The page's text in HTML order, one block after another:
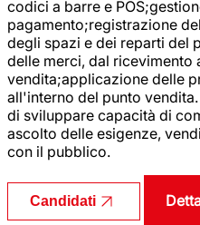
codici a barre e
pagamento;registrazione
degli spazi e dei reparti del
delle merci, dal ricevimento
vendita;applicazione delle
all'interno del punto
di sviluppare capacità di
ascolto delle esigenze,
con il pubblico.
Candidati